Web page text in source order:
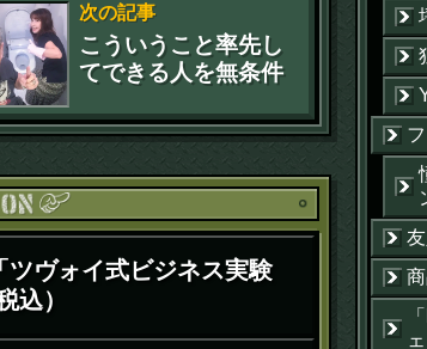
次の記事
こういうこと率先し
てできる人を無条件
ツヴォイ式ビジネス実験
込）